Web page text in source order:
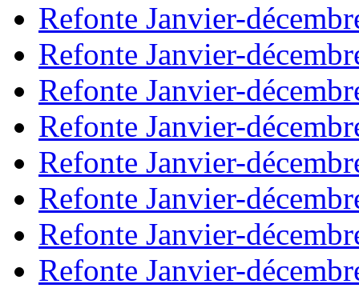
Refonte Janvier-
Refonte Janvier-
Refonte Janvier-
Refonte Janvier-
Refonte Janvier-
Refonte Janvier-
Refonte Janvier-
Refonte Janvier-